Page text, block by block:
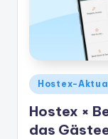
Veröffentlicht
Hostex-
Hostex ×
das